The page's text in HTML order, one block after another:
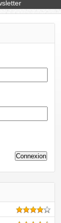
Philéas
Connexion